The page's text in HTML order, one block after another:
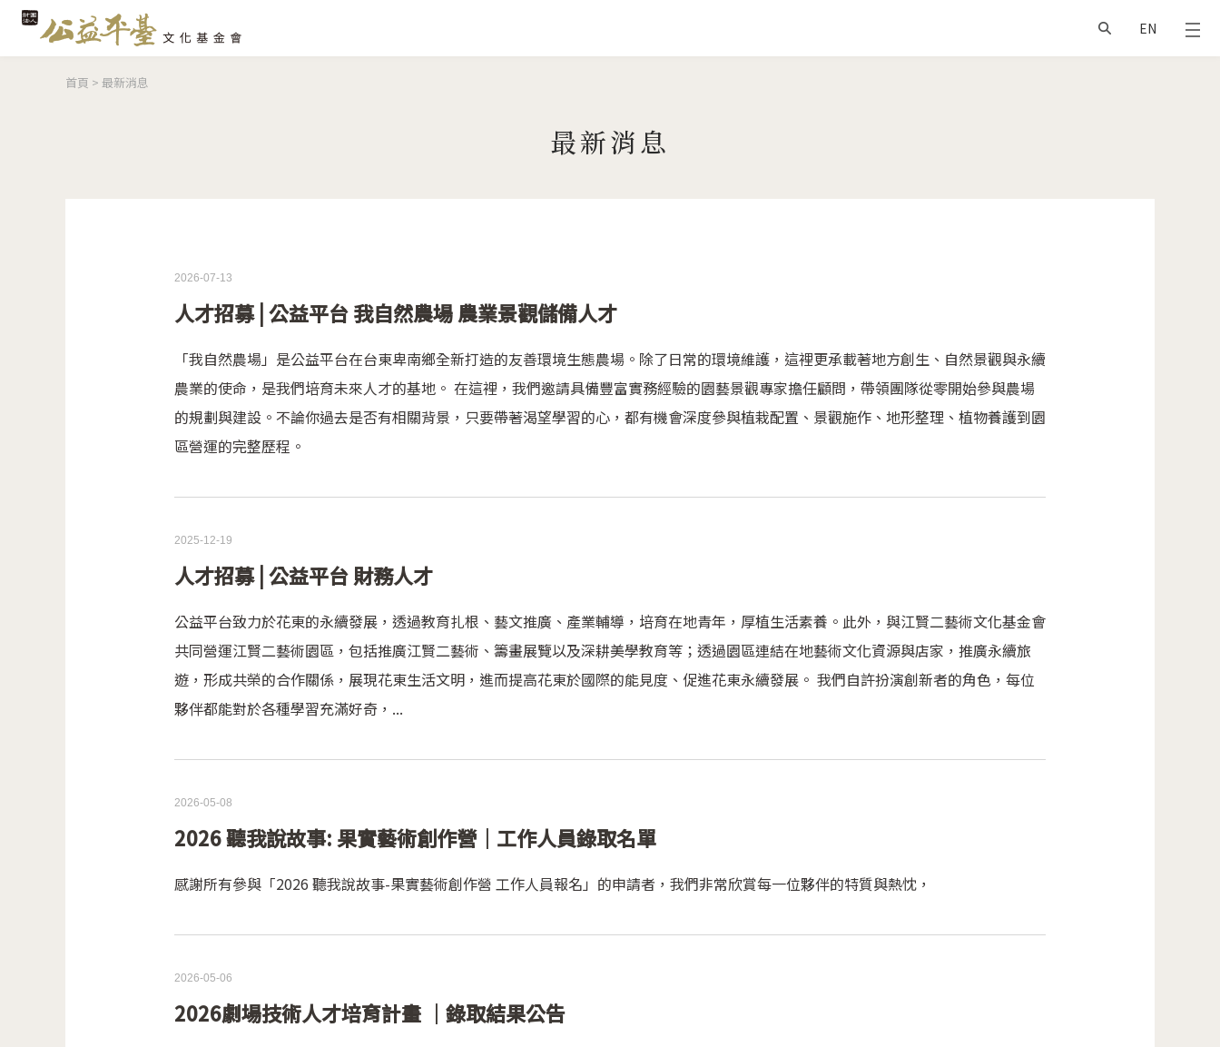
EN
您在這裡
首頁 > 最新消息
最新消息
2026-07-13
人才招募 | 公益平台 我自然農場 農業景觀儲備人才
「我自然農場」是公益平台在台東卑南鄉全新打造的友善環境生態農場。除了日常的環境維護，這裡更承載著地方創生、自然景觀與永續
農業的使命，是我們培育未來人才的基地。 在這裡，我們邀請具備豐富實務經驗的園藝景觀專家擔任顧問，帶領團隊從零開始參與農場
的規劃與建設。不論你過去是否有相關背景，只要帶著渴望學習的心，都有機會深度參與植栽配置、景觀施作、地形整理、植物養護到園
區營運的完整歷程。
2025-12-19
人才招募 | 公益平台 財務人才
公益平台致力於花東的永續發展，透過教育扎根、藝文推廣、產業輔導，培育在地青年，厚植生活素養。此外，與江賢二藝術文化基金會
共同營運江賢二藝術園區，包括推廣江賢二藝術、籌畫展覽以及深耕美學教育等；透過園區連結在地藝術文化資源與店家，推廣永續旅
遊，形成共榮的合作關係，展現花東生活文明，進而提高花東於國際的能見度、促進花東永續發展。 我們自許扮演創新者的角色，每位
夥伴都能對於各種學習充滿好奇，...
2026-05-08
2026 聽我說故事: 果實藝術創作營｜工作人員錄取名單
感謝所有參與「2026 聽我說故事-果實藝術創作營 工作人員報名」的申請者，我們非常欣賞每一位夥伴的特質與熱忱，
2026-05-06
2026劇場技術人才培育計畫 ｜錄取結果公告